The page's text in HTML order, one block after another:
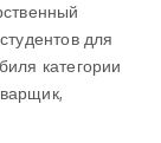
для
категории